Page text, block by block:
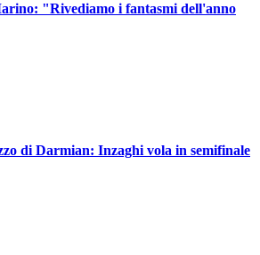
"Rivediamo i fantasmi dell'anno
di Darmian: Inzaghi vola in semifinale